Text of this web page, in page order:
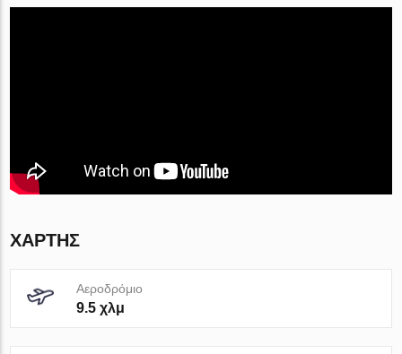
ΧΆΡΤΗΣ
Αεροδρόμιο
9.5 χλμ